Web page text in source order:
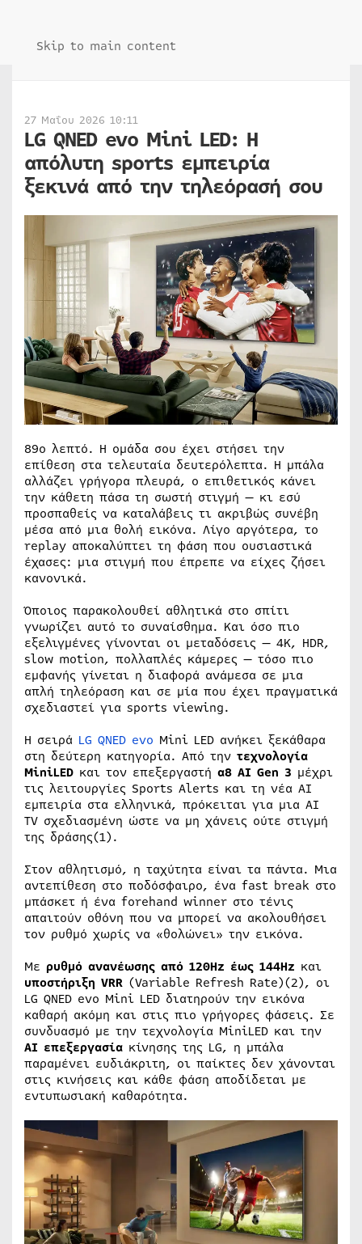
Skip to main content
27 Μαΐου 2026 10:11
LG QNED evo Mini LED: Η
απόλυτη sports εμπειρία
ξεκινά από την τηλεόρασή σου
89ο λεπτό. Η ομάδα σου έχει στήσει την
επίθεση στα τελευταία δευτερόλεπτα. Η μπάλα
αλλάζει γρήγορα πλευρά, ο επιθετικός κάνει
την κάθετη πάσα τη σωστή στιγμή — κι εσύ
προσπαθείς να καταλάβεις τι ακριβώς συνέβη
μέσα από μια θολή εικόνα. Λίγο αργότερα, το
replay αποκαλύπτει τη φάση που ουσιαστικά
έχασες: μια στιγμή που έπρεπε να είχες ζήσει
κανονικά.
Όποιος παρακολουθεί αθλητικά στο σπίτι
γνωρίζει αυτό το συναίσθημα. Και όσο πιο
εξελιγμένες γίνονται οι μεταδόσεις — 4K, HDR,
slow motion, πολλαπλές κάμερες — τόσο πιο
εμφανής γίνεται η διαφορά ανάμεσα σε μια
απλή τηλεόραση και σε μία που έχει πραγματικά
σχεδιαστεί για sports viewing.
Η σειρά LG QNED evo Mini LED ανήκει ξεκάθαρα
στη δεύτερη κατηγορία. Από την τεχνολογία
MiniLED και τον επεξεργαστή α8 AI Gen 3 μέχρι
τις λειτουργίες Sports Alerts και τη νέα AI
εμπειρία στα ελληνικά, πρόκειται για μια AI
TV σχεδιασμένη ώστε να μη χάνεις ούτε στιγμή
της δράσης(1).
Στον αθλητισμό, η ταχύτητα είναι τα πάντα. Μια
αντεπίθεση στο ποδόσφαιρο, ένα fast break στο
μπάσκετ ή ένα forehand winner στο τένις
απαιτούν οθόνη που να μπορεί να ακολουθήσει
τον ρυθμό χωρίς να «θολώνει» την εικόνα.
Με ρυθμό ανανέωσης από 120Hz έως 144Hz και
υποστήριξη VRR (Variable Refresh Rate)(2), οι
LG QNED evo Mini LED διατηρούν την εικόνα
καθαρή ακόμη και στις πιο γρήγορες φάσεις. Σε
συνδυασμό με την τεχνολογία MiniLED και την
AI επεξεργασία κίνησης της LG, η μπάλα
παραμένει ευδιάκριτη, οι παίκτες δεν χάνονται
στις κινήσεις και κάθε φάση αποδίδεται με
εντυπωσιακή καθαρότητα.